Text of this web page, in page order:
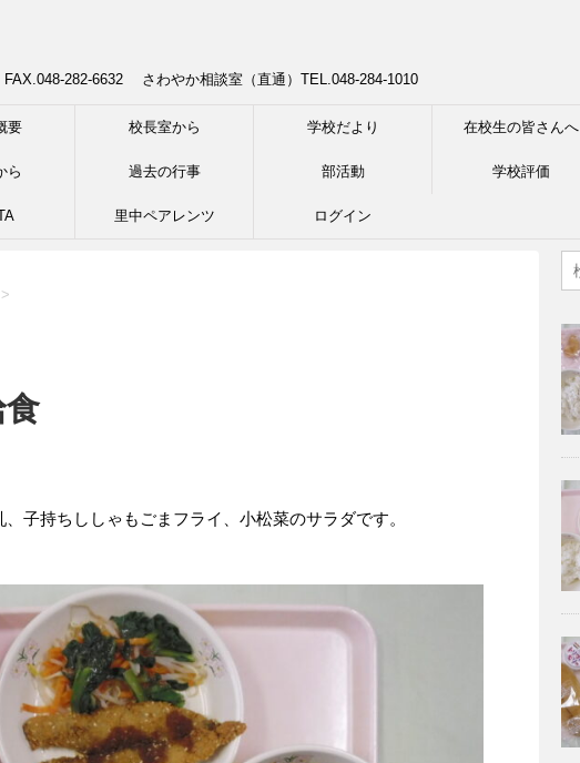
282-6632 さわやか相談室（直通）TEL.048-284-1010
要 校長室から 学校だより 在校生の皆さんへ
ら 過去の行事 部活動 学校評価
里中ペアレンツ ログイン
>
子持ちししゃもごまフライ、小松菜のサラダです。